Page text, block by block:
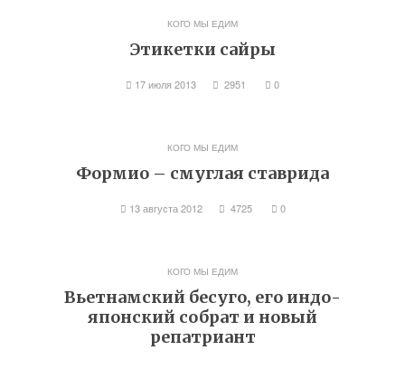
КОГО МЫ ЕДИМ
Этикетки сайры
17 июля 2013 2951 0
КОГО МЫ ЕДИМ
Формио – смуглая ставрида
13 августа 2012 4725 0
КОГО МЫ ЕДИМ
Вьетнамский бесуго, его индо-
японский собрат и новый
репатриант